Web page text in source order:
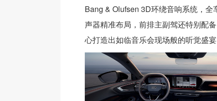
Bang & Olufsen 3D环绕音响系统，全
声器精准布局，前排主副驾还特别配
心打造出如临音乐会现场般的听觉盛